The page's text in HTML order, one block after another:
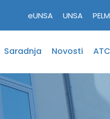
eUNSA UNSA
Saradnja Novosti